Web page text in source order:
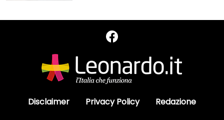
Disclaimer Privacy Policy Redazione